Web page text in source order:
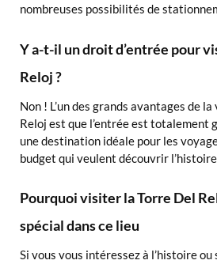
nombreuses possibilités de
Y a-t-il un droit d’entrée pour
Reloj ?
Non ! L’un des grands avantages de
Reloj est que l’entrée est totalement
une destination idéale pour les
budget qui veulent découvrir
Pourquoi visiter la Torre Del
spécial dans ce lieu
Si vous vous intéressez à l’histoire ou